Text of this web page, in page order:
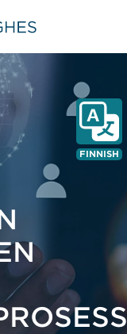
Finnish
FINNISH